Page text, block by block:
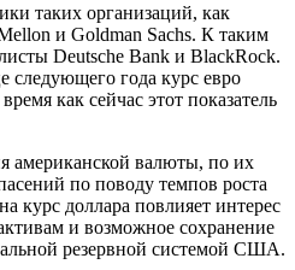
таких организаций, как
и Goldman Sachs. К таким
Deutsche Bank и BlackRock.
следующего года курс евро
как сейчас этот показатель
американской валюты, по их
по поводу темпов роста
курс доллара повлияет интерес
и возможное сохранение
резервной системой США.